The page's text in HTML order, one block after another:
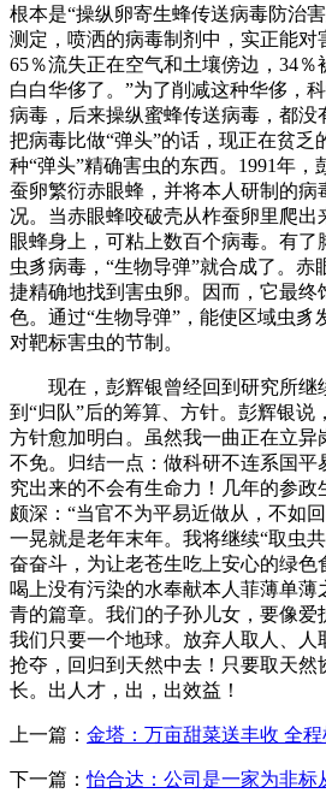
根本是“操纵卵寄生蜂传送病毒防治
测定，喷洒的病毒制剂中，实正能对
65％流失正在空气和土壤傍边，34
白白华侈了。”为了削减这种华侈，
病毒，后来操纵蜜蜂传送病毒，都没
把病毒比做“弹头”的话，现正在贫乏
种“弹头”精确害虫的东西。1991年
蚕卵繁衍赤眼蜂，并将本人研制的病
况。当赤眼蜂咬破壳从柞蚕卵里爬出
眼蜂身上，可粘上数百个病毒。有了
虫豸病毒，“生物导弹”就合成了。赤
捷精确地找到害虫卵。因而，它最终
色。通过“生物导弹”，能使区域虫豸
对靶标害虫的节制。
现在，彭辉银曾经回到研究所继
到“归队”后的筹算、方针。彭辉银说
方针愈加明白。虽然我一曲正在立异
不免。归结一点：做科研不连系国平
究出来的不会有生命力！几年的参政
颇深：“当官不为平易近做从，不如
一晃就是老年末年。我将继续“取虫
奋奋斗，为让老苍生吃上安心的绿色
喝上没有污染的水奉献本人菲薄单
青的篇章。我们的子孙儿女，要像爱
我们只要一个地球。放弃人取人、人
抢夺，回归到天然中去！只要取天然
长。出人才，出，出效益！
上一篇： 金塔：万亩甜菜送丰收 全
下一篇：怡合达：公司是一家为非标